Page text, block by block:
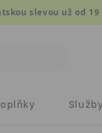
slevou už od 19
Služby